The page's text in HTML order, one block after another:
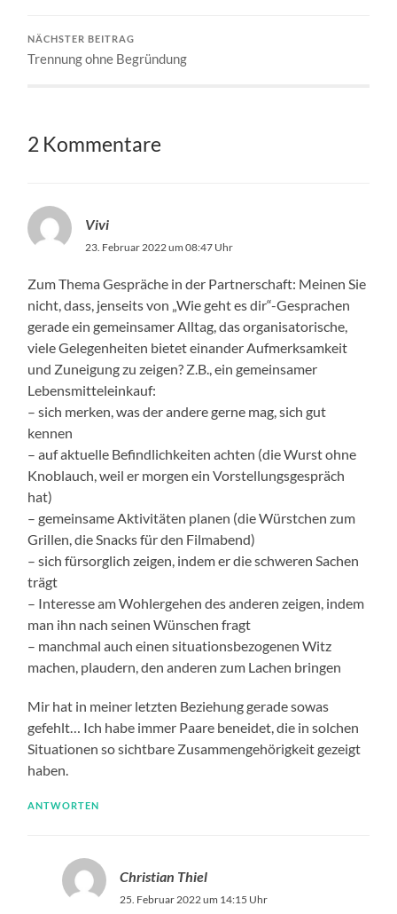
NÄCHSTER BEITRAG
Trennung ohne Begründung
2 Kommentare
Vivi
23. Februar 2022 um 08:47 Uhr
Zum Thema Gespräche in der Partnerschaft: Meinen Sie
nicht, dass, jenseits von „Wie geht es dir“-Gesprachen
gerade ein gemeinsamer Alltag, das organisatorische,
viele Gelegenheiten bietet einander Aufmerksamkeit
und Zuneigung zu zeigen? Z.B., ein gemeinsamer
Lebensmitteleinkauf:
– sich merken, was der andere gerne mag, sich gut
kennen
– auf aktuelle Befindlichkeiten achten (die Wurst ohne
Knoblauch, weil er morgen ein Vorstellungsgespräch
hat)
– gemeinsame Aktivitäten planen (die Würstchen zum
Grillen, die Snacks für den Filmabend)
– sich fürsorglich zeigen, indem er die schweren Sachen
trägt
– Interesse am Wohlergehen des anderen zeigen, indem
man ihn nach seinen Wünschen fragt
– manchmal auch einen situationsbezogenen Witz
machen, plaudern, den anderen zum Lachen bringen
Mir hat in meiner letzten Beziehung gerade sowas
gefehlt… Ich habe immer Paare beneidet, die in solchen
Situationen so sichtbare Zusammengehörigkeit gezeigt
haben.
ANTWORTEN
Christian Thiel
25. Februar 2022 um 14:15 Uhr